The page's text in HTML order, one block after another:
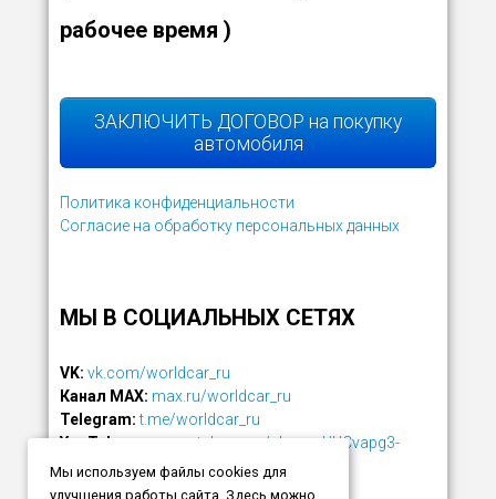
рабочее время )
ЗАКЛЮЧИТЬ ДОГОВОР на покупку
автомобиля
Политика конфиденциальности
Согласие на обработку персональных данных
МЫ В СОЦИАЛЬНЫХ СЕТЯХ
VK: vk.com/worldcar_ru
Канал MAX: max.ru/worldcar_ru
Telegram: t.me/worldcar_ru
YouTube:
www.youtube.com/channel/UCvapg3-
rZzjFLm7PMeMv2NQ
Мы используем файлы cookies для
улучшения работы сайта. Здесь можно